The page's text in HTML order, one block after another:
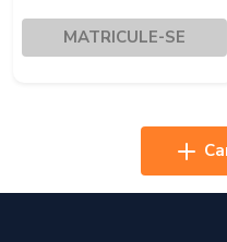
MATRICULE-SE